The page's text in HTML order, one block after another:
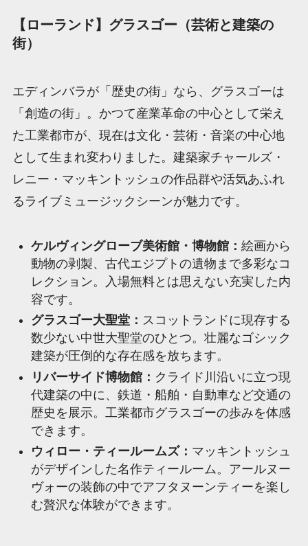
【ローランド】グラスゴー（芸術と建築の
街）
エディンバラが「歴史の街」なら、グラスゴーは
「創造の街」。かつて産業革命の中心として栄え
た工業都市が、現在は文化・芸術・音楽の中心地
として生まれ変わりました。建築家チャールズ・
レニー・マッキントッシュの作品群や活気あふれ
るライブミュージックシーンが魅力です。
ケルヴィングローブ美術館・博物館： 絵画から
動物の剥製、古代エジプトの遺物まで多彩なコ
レクション。入場無料とは思えない充実した内
容です。
グラスゴー大聖堂： スコットランドに現存する
数少ない中世大聖堂のひとつ。壮麗なゴシック
建築が圧倒的な存在感を放ちます。
リバーサイド博物館： クライド川沿いに立つ現
代建築の中に、鉄道・船舶・自動車など交通の
歴史を展示。工業都市グラスゴーの歩みを体感
できます。
ウィロー・ティールームズ： マッキントッシュ
がデザインした名作ティールーム。アールヌー
ヴォーの装飾の中でアフタヌーンティーを楽し
む贅沢な体験ができます。